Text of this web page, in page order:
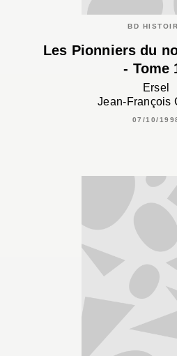
BD
Les Pionniers du
- Tome
Ersel
Jean-François
07/10/